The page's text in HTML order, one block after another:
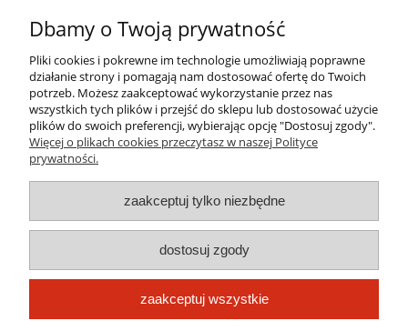
Pomoc
Płatności i dostawa
Informacje
O nas
Dbamy o Twoją prywatność
Pliki cookies i pokrewne im technologie umożliwiają poprawne
działanie strony i pomagają nam dostosować ofertę do Twoich
potrzeb. Możesz zaakceptować wykorzystanie przez nas
wszystkich tych plików i przejść do sklepu lub dostosować użycie
plików do swoich preferencji, wybierając opcję "Dostosuj zgody".
Więcej o plikach cookies przeczytasz w naszej Polityce
prywatności.
zaakceptuj tylko niezbędne
dostosuj zgody
zaakceptuj wszystkie